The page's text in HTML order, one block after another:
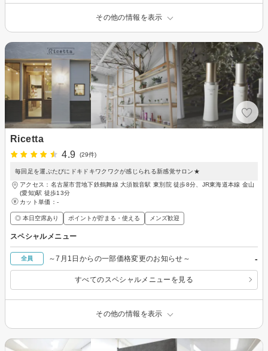
その他の情報を表示
Ricetta
4.9
(29件)
毎回足を運ぶたびにドキドキワクワクが感じられる新感覚サロン★
アクセス：名古屋市営地下鉄鶴舞線 大須観音駅 東別院 徒歩8分、JR東海道本線 金山
(愛知)駅 徒歩13分
カット単価： -
◎ 本日空席あり ポイントが貯まる・使える メンズ歓迎
スペシャルメニュー
全員 ～7月1日からの一部価格変更のお知らせ～ -
すべてのスペシャルメニューを見る
その他の情報を表示